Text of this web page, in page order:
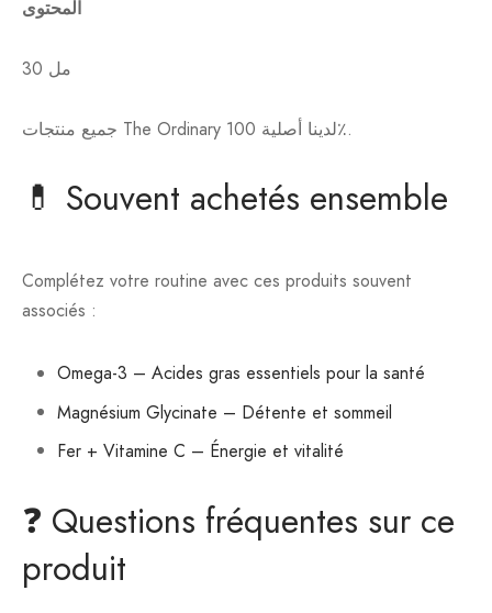
المحتوى
30 مل
جميع منتجات The Ordinary لدينا أصلية 100٪.
💊 Souvent achetés ensemble
Complétez votre routine avec ces produits souvent
associés :
Omega-3 – Acides gras essentiels pour la santé
Magnésium Glycinate – Détente et sommeil
Fer + Vitamine C – Énergie et vitalité
❓ Questions fréquentes sur ce
produit